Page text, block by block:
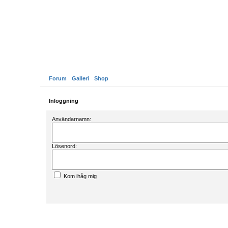
Forum Galleri Shop
Inloggning
Användarnamn:
Lösenord:
Kom ihåg mig